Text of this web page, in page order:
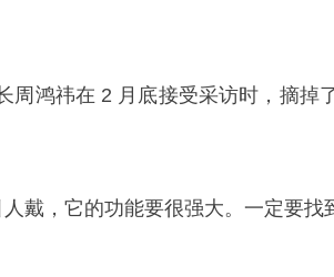
鸿祎在 2 月底接受采访时，摘掉
戴，它的功能要很强大。一定要